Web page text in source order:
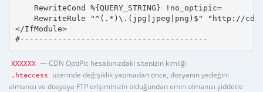
    RewriteCond %{QUERY_STRING} !no_optipic=
RewriteRule "^(.*)\.(jpg|jpeg|png)$" "http://
</IfModule>
#----------------------------------------
XXXXXX — CDN OptiPic hesabınızdaki sitenizin kimliği
.htaccess
üzerinde değişiklik yapmadan önce, dosyanın yedeğini
almanızı ve dosyaya FTP erişiminizin olduğundan emin olmanızı şiddetle